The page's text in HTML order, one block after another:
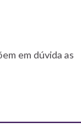
em dúvida as